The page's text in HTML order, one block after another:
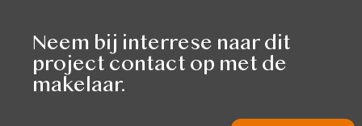
Neem bij interrese naar dit
project contact op met de
makelaar.